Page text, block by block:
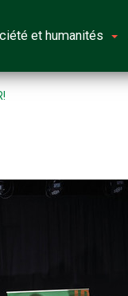
et humanités